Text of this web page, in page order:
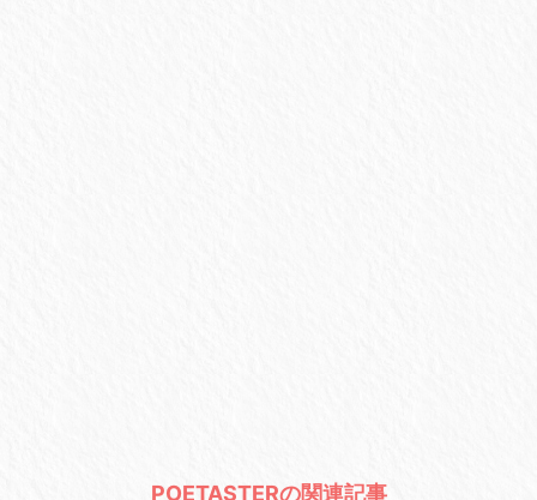
POETASTERの関連記事